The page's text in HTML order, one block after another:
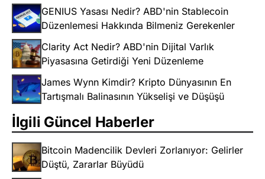
GENIUS Yasası Nedir? ABD'nin Stablecoin
Düzenlemesi Hakkında Bilmeniz Gerekenler
Clarity Act Nedir? ABD'nin Dijital Varlık
Piyasasına Getirdiği Yeni Düzenleme
James Wynn Kimdir? Kripto Dünyasının En
Tartışmalı Balinasının Yükselişi ve Düşüşü
İlgili Güncel Haberler
Bitcoin Madencilik Devleri Zorlanıyor: Gelirler
Düştü, Zararlar Büyüdü